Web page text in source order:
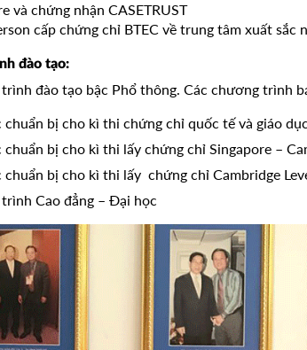
và chứng nhận CASETRUST
cấp chứng chỉ BTEC về trung tâm xuất sắc
đào tạo:
đào tạo bậc Phổ thông. Các chương trình
bị cho kì thi chứng chỉ quốc tế và giáo
chuẩn bị cho kì thi lấy chứng chỉ Singapore –
chuẩn bị cho kì thi lấy chứng chỉ Cambridge
Cao đẳng – Đại học